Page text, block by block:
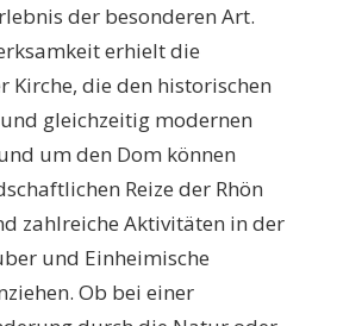
der besonderen Art.
erhielt die
Kirche, die den historischen
gleichzeitig modernen
um den Dom können
Reize der Rhön
zahlreiche Aktivitäten in der
und Einheimische
Ob bei einer